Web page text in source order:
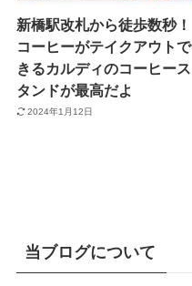
新橋駅改札から徒歩数秒！
コーヒーがテイクアウトで
きるカルディのコーヒース
タンドが最高だよ
2024年1月12日
当ブログについて